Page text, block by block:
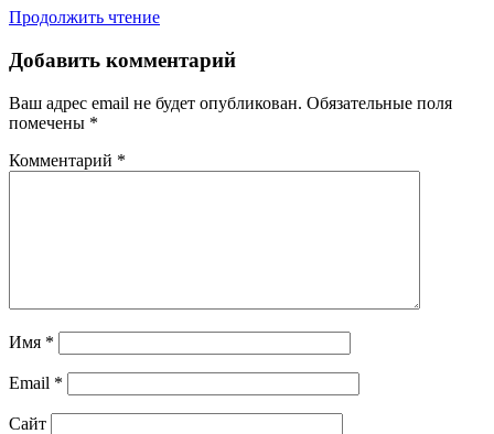
Продолжить чтение
Добавить комментарий
Ваш адрес email не будет опубликован. Обязательные поля
помечены *
Комментарий *
Имя *
Email *
Сайт